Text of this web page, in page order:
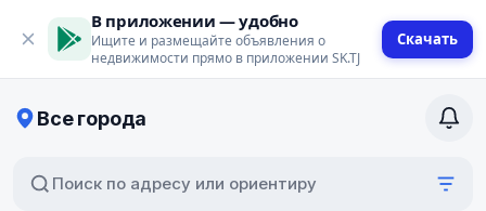
В приложении — удобно
Ищите и размещайте объявления о
недвижимости прямо в приложении SK.TJ
Скачать
Все города
Поиск по адресу или ориентиру